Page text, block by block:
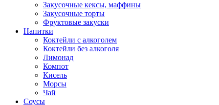
Закусочные кексы, маффины
Закусочные торты
Фруктовые закуски
Напитки
Коктейли с алкоголем
Коктейли без алкоголя
Лимонад
Компот
Кисель
Морсы
Чай
Соусы